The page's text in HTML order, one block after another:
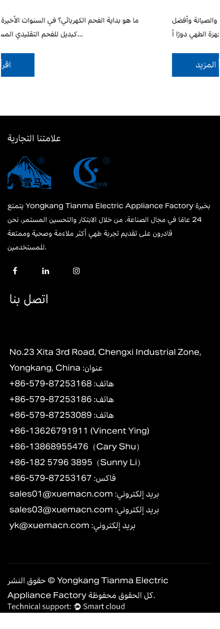
ما هو
والتعريفية: الميزات والاختلافات والصيانة وأفضل
علامتنا التجارية
يتمتع Yongkang Tianma Electric Appliance Factory بخبرة
24 عامًا في مجال الصناعة. من خلال الابتكار والتحسين المستمر، نحن
قادرون على تقديم تجربة طهي أكثر ملاءمة وصحية وممتعة
للمستخدمين.
اتصل بنا
No.23 Xita 3rd Road, Chengxi Industrial Zone,
Yongkang, China :عنوان
+86-579-87253168 :هاتف
+86-579-87253186 :هاتف
+86-579-87253089 :هاتف
+86-13626791911 (Vincent Ying)
+86-13868955476（Cary Shu）
+86-182 5796 3895（Sunny Li）
+86-579-87253167 :فاكس
sales01@xuemacn.com :بريد إلكتروني
sales03@xuemacn.com :بريد إلكتروني
yk@xuemacn.com :بريد إلكتروني
حقوق النشر © Yongkang Tianma Electric
Appliance Factory كل الحقوق محفوظة.